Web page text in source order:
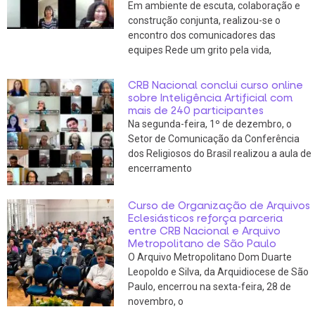
Em ambiente de escuta, colaboração e
construção conjunta, realizou-se o
encontro dos comunicadores das
equipes Rede um grito pela vida,
CRB Nacional conclui curso online
sobre Inteligência Artificial com
mais de 240 participantes
Na segunda-feira, 1º de dezembro, o
Setor de Comunicação da Conferência
dos Religiosos do Brasil realizou a aula de
encerramento
Curso de Organização de Arquivos
Eclesiásticos reforça parceria
entre CRB Nacional e Arquivo
Metropolitano de São Paulo
O Arquivo Metropolitano Dom Duarte
Leopoldo e Silva, da Arquidiocese de São
Paulo, encerrou na sexta-feira, 28 de
novembro, o